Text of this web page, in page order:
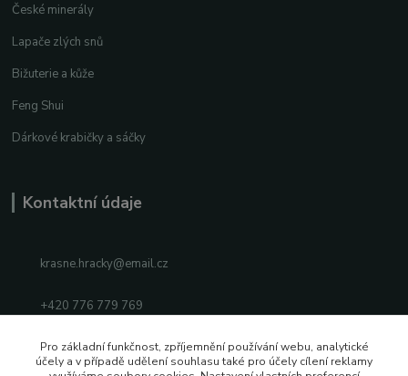
České minerály
Lapače zlých snů
Bižuterie a kůže
Feng Shui
Dárkové krabičky a sáčky
Kontaktní údaje
krasne.hracky@email.cz
+420 776 779 769
FacebookPro základní funkčnost, zpříjemnění používání webu, analytické
účely a v případě udělení souhlasu také pro účely cílení reklamy